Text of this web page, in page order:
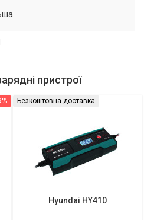
пристрої
Безкоштовна доставка
Hyundai HY410